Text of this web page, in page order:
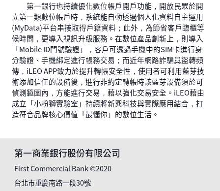
第一銀行也持續優化數位帳戶開戶功能，開放民眾於開
立第一類數位帳戶時，系統能自動透過個人化資料自主運用
(MyData)平台串接取得戶籍資料；此外，為節省客戶臨櫃等
候時間，更導入視訊升級服務。在數位產品創新上，則導入
「Mobile ID門號驗證」，客戶可透過手機中的SIM卡進行身
分驗證、手機綁定進行帳務交易；而近年網路詐騙與盜轉頻
傳，iLEO APP致力於提升轉帳安全性，使用者可利用藍芽技
術添加信任的設備後，進行非約定轉帳時該藍芽設備須於可
偵測範圍內，方能進行交易，藉以強化交易安全。iLEO藉由
成立「小粉獅實驗室」持續將新興科技與實際應用結合，打
造符合品牌核心價值「最懂你」的數位生活。
第一商業銀行股份有限公司
First Commercial Bank ©2020
台北市重慶南路一段30號